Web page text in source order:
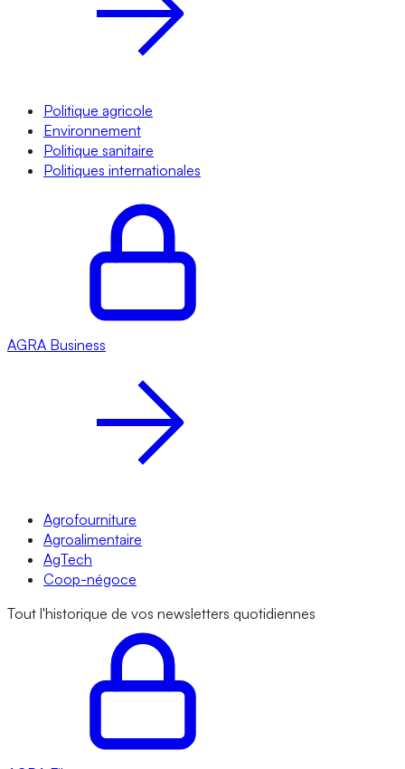
Politique agricole
Environnement
Politique sanitaire
Politiques internationales
AGRA Business
Agrofourniture
Agroalimentaire
AgTech
Coop-négoce
Tout l'historique de vos newsletters quotidiennes